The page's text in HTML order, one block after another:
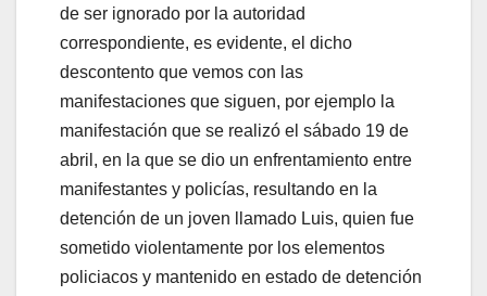
de ser ignorado por la autoridad
correspondiente, es evidente, el dicho
descontento que vemos con las
manifestaciones que siguen, por ejemplo la
manifestación que se realizó el sábado 19 de
abril, en la que se dio un enfrentamiento entre
manifestantes y policías, resultando en la
detención de un joven llamado Luis, quien fue
sometido violentamente por los elementos
policiacos y mantenido en estado de detención